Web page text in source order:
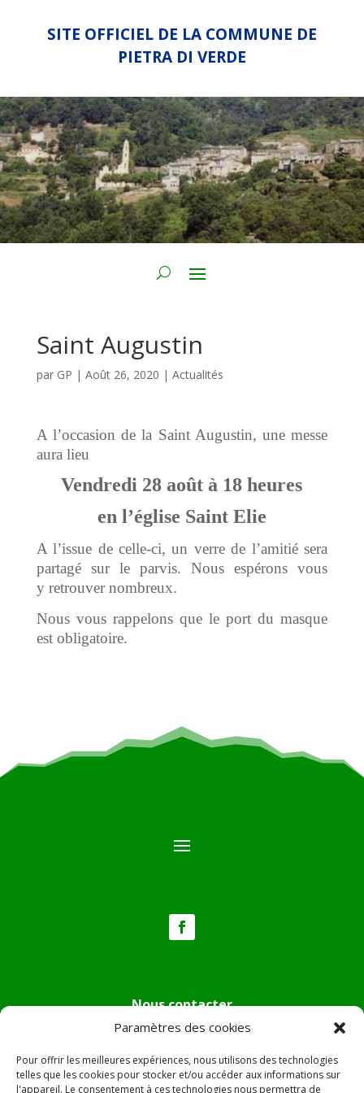
Paramètres des cookies
Pour offrir les meilleures expériences, nous utilisons des technologies
telles que les cookies pour stocker et/ou accéder aux informations sur
l'appareil. Le consentement à ces technologies nous permettra de
SITE OFFICIEL DE LA COMMUNE DE
PIETRA DI VERDE
Saint Augustin
par GP | Août 26, 2020 | Actualités
A l’occasion de la Saint Augustin, une messe
aura lieu
Vendredi 28 août à 18 heures
en l’église Saint Elie
A l’issue de celle-ci, un verre de l’amitié sera
partagé sur le parvis. Nous espérons vous
y retrouver nombreux.
Nous vous rappelons que le port du masque
est obligatoire.
Nous contacter
Tél :04.95.36.24.02
Mail:
mairie.pietradiverde@wanadoo.fr
Adresse :Hôtel de ville de Pietra di Verde